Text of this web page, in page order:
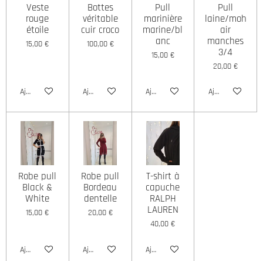
Veste
rouge
étoile
15,00 €
Ajouter au panier
Bottes
véritable
cuir croco
100,00 €
Ajouter au panier
Pull
marinière
marine/bl
anc
15,00 €
Ajouter au panier
Pull
laine/moh
air
manches
3/4
20,00 €
Ajouter au
Robe pull
Black &
White
15,00 €
Ajouter au panier
Robe pull
Bordeau
dentelle
20,00 €
Ajouter au panier
T-shirt à
capuche
RALPH
LAUREN
40,00 €
Ajouter au panier